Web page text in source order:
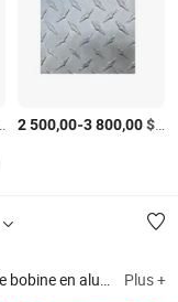
/Tonne
2 500,00-3 800,00$US
en aluminium Plus +